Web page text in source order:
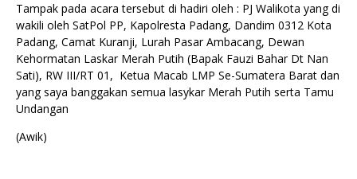
Tampak pada acara tersebut di hadiri oleh : PJ Walikota yang di
wakili oleh SatPol PP, Kapolresta Padang, Dandim 0312 Kota
Padang, Camat Kuranji, Lurah Pasar Ambacang, Dewan
Kehormatan Laskar Merah Putih (Bapak Fauzi Bahar Dt Nan
Sati), RW III/RT 01, Ketua Macab LMP Se-Sumatera Barat dan
yang saya banggakan semua lasykar Merah Putih serta Tamu
Undangan
(Awik)